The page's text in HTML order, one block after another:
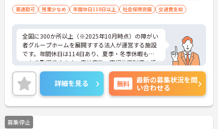
通自動車運転免許(AT限定可)
車通勤可 残業少なめ 年間休日110日以上 社会保険完備 交通費支給
全国に300か所以上（※2025年10月時点）の障がい
者グループホームを展開すする法人が運営する施設
です。年間休日は114日あり、夏季・冬季休暇もし
っかり取得できます。産前産後・育児休暇制度の活
用実績も豊富で、子育て中の方も多数活躍してお
り、ライフステージに変化があっても安心して長く
働ける環境です。職場では20代から60代まで幅広い
年代のスタッフがそれぞれの経験を活かして活躍し
ています。一般社員研修や外部勉強会受講支援な
ど、スキルアップを支える制度が整っているため安
心です。また、請求・申請業務は本社専門部署が一
詳細を見る 無料
最新の募集状況を問
い合わせる
募集停止